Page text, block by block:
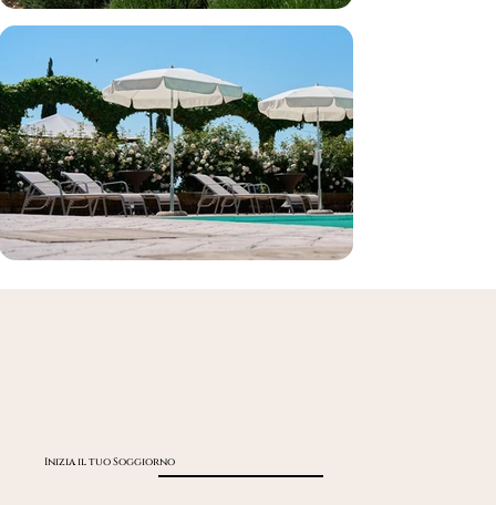
Inizia il tuo Soggiorno